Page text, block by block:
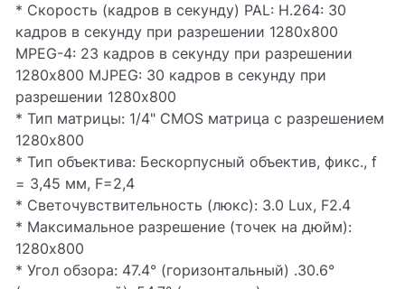
* Скорость (кадров в секунду) PAL: H.264: 30
кадров в секунду при разрешении 1280x800
MPEG-4: 23 кадров в секунду при разрешении
1280x800 MJPEG: 30 кадров в секунду при
разрешении 1280x800
* Тип матрицы: 1/4" CMOS матрица с разрешением
1280x800
* Тип объектива: Бескорпусный объектив, фикс., f
= 3,45 мм, F=2,4
* Светочувствительность (люкс): 3.0 Lux, F2.4
* Максимальное разрешение (точек на дюйм):
1280x800
* Угол обзора: 47.4° (горизонтальный) .30.6°